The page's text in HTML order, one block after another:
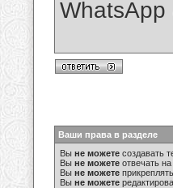
Ваши права в разделе
Вы не можете создавать
Вы не можете отвечать
Вы не можете
Вы не можете